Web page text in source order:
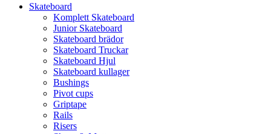
Skateboard
Komplett Skateboard
Junior Skateboard
Skateboard brädor
Skateboard Truckar
Skateboard Hjul
Skateboard kullager
Bushings
Pivot cups
Griptape
Rails
Risers